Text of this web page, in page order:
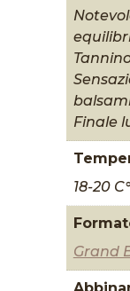
Finale
18-20 C°
Grand